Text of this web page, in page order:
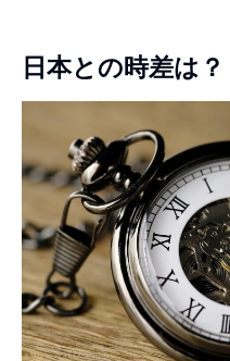
日本との時差は？